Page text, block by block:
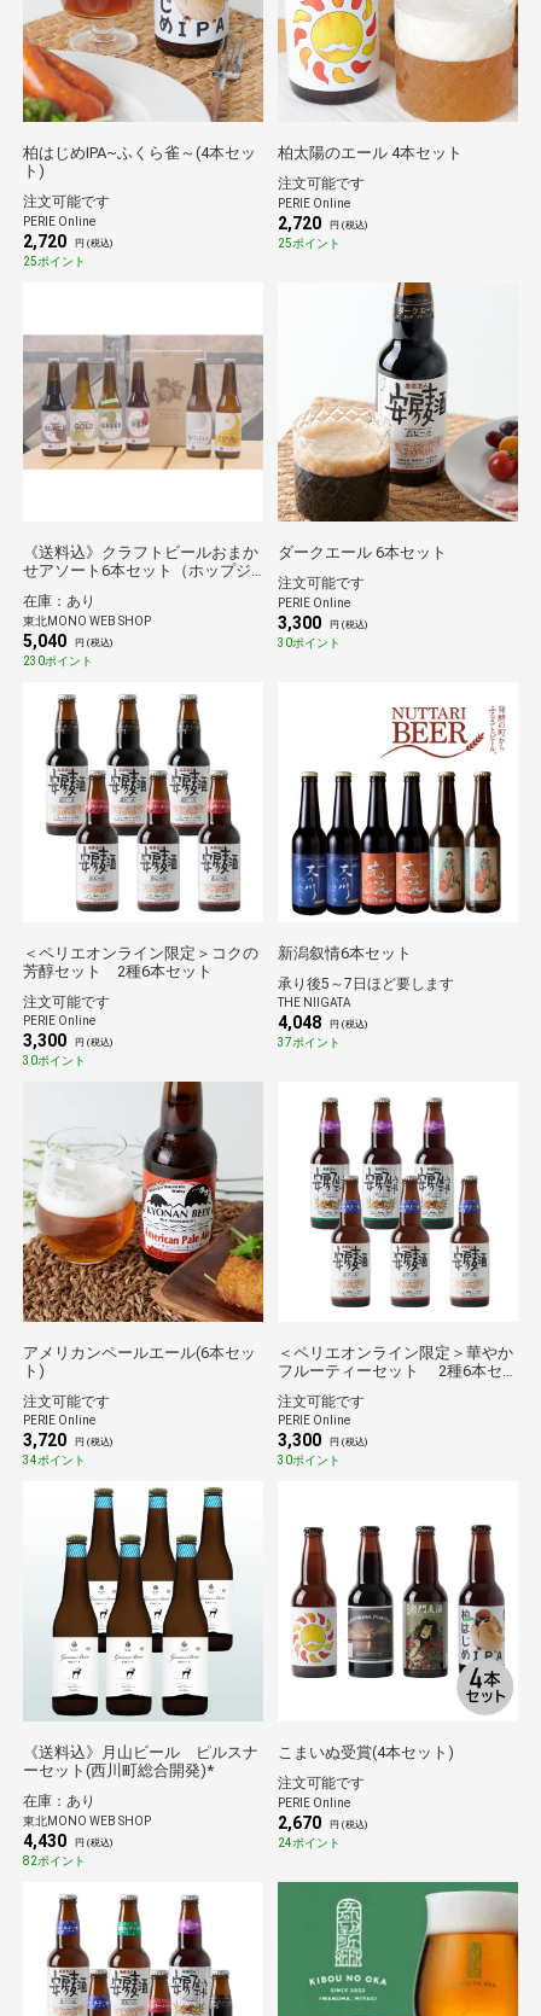
柏はじめIPA~ふくら雀～(4本セッ
ト)
注文可能です
PERIE Online
2,720 円 (税込)
25ポイント
柏太陽のエール 4本セット
注文可能です
PERIE Online
2,720 円 (税込)
25ポイント
《送料込》クラフトビールおまか
せアソート6本セット（ホップジ
在庫：あり
東北MONO WEB SHOP
5,040 円 (税込)
230ポイント
ダークエール 6本セット
注文可能です
PERIE Online
3,300 円 (税込)
30ポイント
＜ペリエオンライン限定＞コクの
芳醇セット 2種6本セット
注文可能です
PERIE Online
3,300 円 (税込)
30ポイント
新潟叙情6本セット
承り後5～7日ほど要します
THE NIIGATA
4,048 円 (税込)
37ポイント
アメリカンペールエール(6本セッ
ト)
注文可能です
PERIE Online
3,720 円 (税込)
34ポイント
＜ペリエオンライン限定＞華やか
フルーティーセット 2種6本セ
注文可能です
PERIE Online
3,300 円 (税込)
30ポイント
《送料込》月山ビール ピルスナ
ーセット(西川町総合開発)*
在庫：あり
東北MONO WEB SHOP
4,430 円 (税込)
82ポイント
こまいぬ受賞(4本セット)
注文可能です
PERIE Online
2,670 円 (税込)
24ポイント